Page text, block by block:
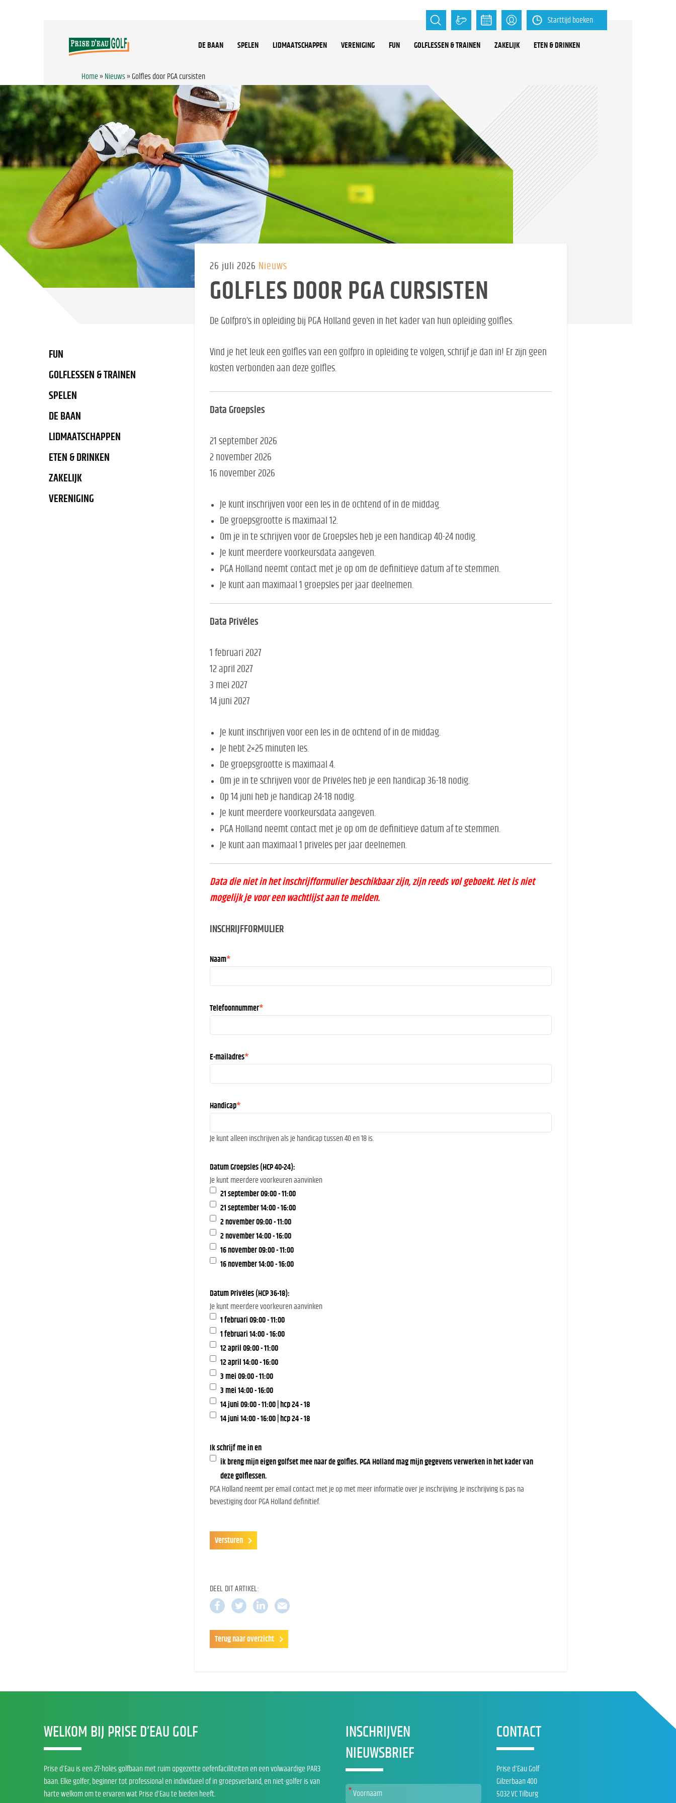
Starttijd boeken
DE BAAN SPELEN LIDMAATSCHAPPEN VERENIGING FUN GOLFLESSEN & TRAINEN ZAKELIJK ETEN & DRINKEN
Home» Nieuws» Golfles door PGA cursisten
FUN
GOLFLESSEN & TRAINEN
SPELEN
DE BAAN
LIDMAATSCHAPPEN
ETEN & DRINKEN
ZAKELIJK
VERENIGING
26 juli 2026 Nieuws
GOLFLES DOOR PGA CURSISTEN
De Golfpro’s in opleiding bij PGA Holland geven in het kader van hun opleiding golfles.
Vind je het leuk een golfles van een golfpro in opleiding te volgen, schrijf je dan in! Er zijn geen
kosten verbonden aan deze golfles.
Data Groepsles
21 september 2026
2 november 2026
16 november 2026
Je kunt inschrijven voor een les in de ochtend of in de middag.
De groepsgrootte is maximaal 12.
Om je in te schrijven voor de Groepsles heb je een handicap 40-24 nodig.
Je kunt meerdere voorkeursdata aangeven.
PGA Holland neemt contact met je op om de definitieve datum af te stemmen.
Je kunt aan maximaal 1 groepsles per jaar deelnemen.
Data Privéles
1 februari 2027
12 april 2027
3 mei 2027
14 juni 2027
Je kunt inschrijven voor een les in de ochtend of in de middag.
Je hebt 2×25 minuten les.
De groepsgrootte is maximaal 4.
Om je in te schrijven voor de Privéles heb je een handicap 36-18 nodig.
Op 14 juni heb je handicap 24-18 nodig.
Je kunt meerdere voorkeursdata aangeven.
PGA Holland neemt contact met je op om de definitieve datum af te stemmen.
Je kunt aan maximaal 1 priveles per jaar deelnemen.
Data die niet in het inschrijfformulier beschikbaar zijn, zijn reeds vol geboekt. Het is niet
mogelijk je voor een wachtlijst aan te melden.
INSCHRIJFFORMULIER
Naam*
Telefoonnummer*
E-mailadres*
Handicap*
Je kunt alleen inschrijven als je handicap tussen 40 en 18 is.
Datum Groepsles (HCP 40-24):
Je kunt meerdere voorkeuren aanvinken
21 september 09:00 - 11:00
21 september 14:00 - 16:00
2 november 09:00 - 11:00
2 november 14:00 - 16:00
16 november 09:00 - 11:00
16 november 14:00 - 16:00
Datum Privéles (HCP 36-18):
Je kunt meerdere voorkeuren aanvinken
1 februari 09:00 - 11:00
1 februari 14:00 - 16:00
12 april 09:00 - 11:00
12 april 14:00 - 16:00
3 mei 09:00 - 11:00
3 mei 14:00 - 16:00
14 juni 09:00 - 11:00 | hcp 24 - 18
14 juni 14:00 - 16:00 | hcp 24 - 18
Ik schrijf me in en
ik breng mijn eigen golfset mee naar de golfles. PGA Holland mag mijn gegevens verwerken in het kader van
deze golflessen.
PGA Holland neemt per email contact met je op met meer informatie over je inschrijving. Je inschrijving is pas na
bevestiging door PGA Holland definitief.
DEEL DIT ARTIKEL:
Terug naar overzicht
WELKOM BIJ PRISE D’EAU GOLF
Prise d’Eau is een 27-holes golfbaan met ruim opgezette oefenfaciliteiten en een volwaardige PAR3
baan. Elke golfer, beginner tot professional en individueel of in groepsverband, en niet-golfer is van
harte welkom om te ervaren wat Prise d’Eau te bieden heeft.
INSCHRIJVEN
NIEUWSBRIEF
CONTACT
Prise d’Eau Golf
Gilzerbaan 400
5032 VC Tilburg